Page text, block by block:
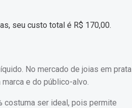
seu custo total é R$ 170,00.
No mercado de joias em prata
e do público-alvo.
costuma ser ideal, pois permite